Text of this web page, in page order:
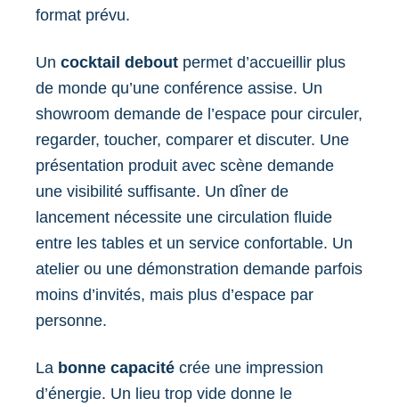
format prévu.
Un cocktail debout permet d’accueillir plus
de monde qu’une conférence assise. Un
showroom demande de l’espace pour circuler,
regarder, toucher, comparer et discuter. Une
présentation produit avec scène demande
une visibilité suffisante. Un dîner de
lancement nécessite une circulation fluide
entre les tables et un service confortable. Un
atelier ou une démonstration demande parfois
moins d’invités, mais plus d’espace par
personne.
La bonne capacité crée une impression
d’énergie. Un lieu trop vide donne le